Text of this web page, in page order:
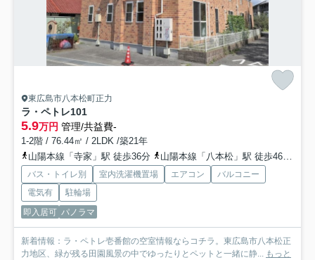
東広島市八本松町正力
ラ・ペトレ101
5.9万円 管理/共益費-
1-2階 / 76.44㎡ / 2LDK /築21年
山陽本線「寺家」駅 徒歩36分
山陽本線「八本松」駅 徒歩46分
バス・トイレ別 室内洗濯機置場 エアコン
バルコニー
電気有
駐輪場
即入居可 パノラマ
新着情報：ラ・ペトレ壱番館の空室情報ならコチラ。東広島市八本松正
力地区、緑が残る田園風景の中でゆったりとペットと一緒に静...
もっと